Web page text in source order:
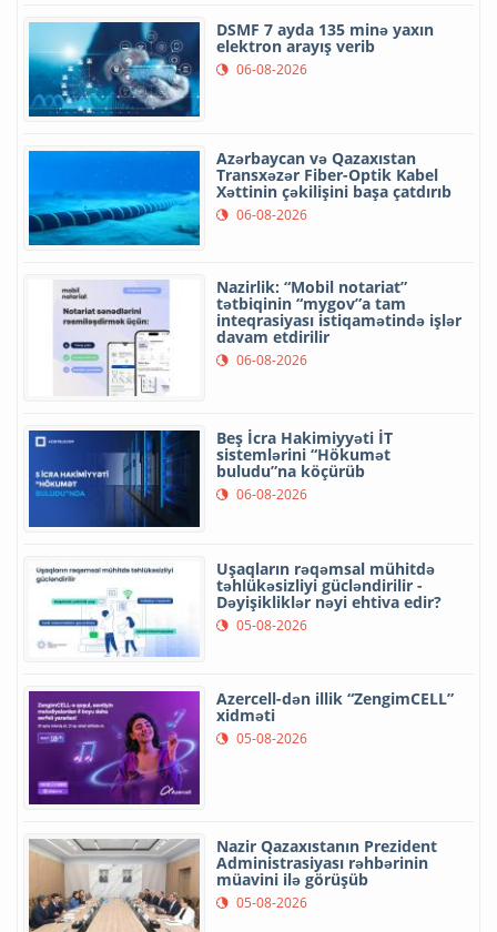
DSMF 7 ayda 135 minə yaxın
elektron arayış verib
06-08-2026
Azərbaycan və Qazaxıstan
Transxəzər Fiber-Optik Kabel
Xəttinin çəkilişini başa çatdırıb
06-08-2026
Nazirlik: “Mobil notariat”
tətbiqinin “mygov”a tam
inteqrasiyası istiqamətində işlər
davam etdirilir
06-08-2026
Beş İcra Hakimiyyəti İT
sistemlərini “Hökumət
buludu”na köçürüb
06-08-2026
Uşaqların rəqəmsal mühitdə
təhlükəsizliyi gücləndirilir -
Dəyişikliklər nəyi ehtiva edir?
05-08-2026
Azercell-dən illik “ZengimCELL”
xidməti
05-08-2026
Nazir Qazaxıstanın Prezident
Administrasiyası rəhbərinin
müavini ilə görüşüb
05-08-2026